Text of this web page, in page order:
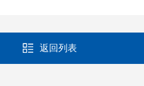
返回列表